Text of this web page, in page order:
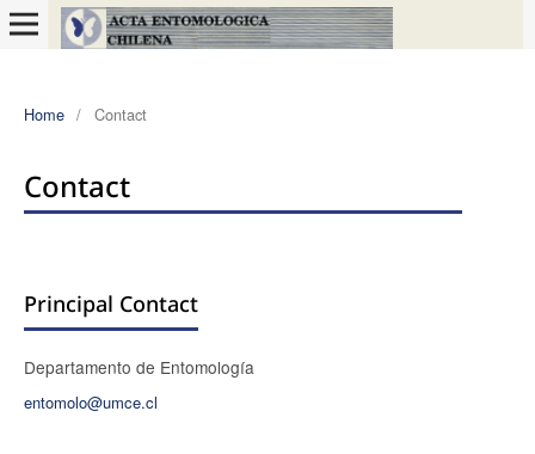
Home / Contact
Contact
Principal Contact
Departamento de Entomología
entomolo@umce.cl